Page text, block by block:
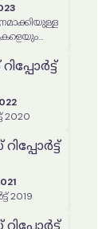
2020
റിപ്പോർട്ട് 2019